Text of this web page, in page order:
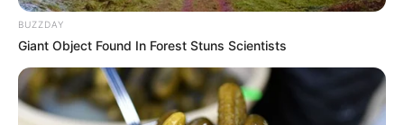
BUZZDAY
Giant Object Found In Forest Stuns Scientists